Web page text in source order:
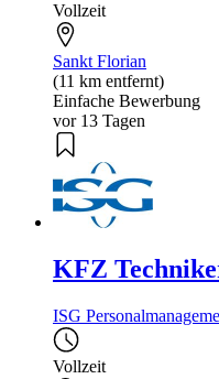
Vollzeit
Sankt Florian
(11 km entfernt)
Einfache Bewerbung
vor 13 Tagen
KFZ
ISG
Vollzeit